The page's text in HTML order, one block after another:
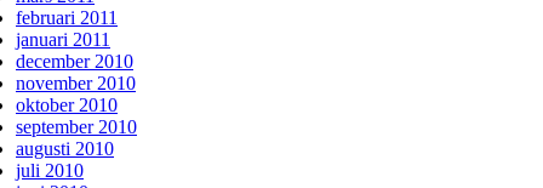
februari 2011
januari 2011
december 2010
november 2010
oktober 2010
september 2010
augusti 2010
juli 2010